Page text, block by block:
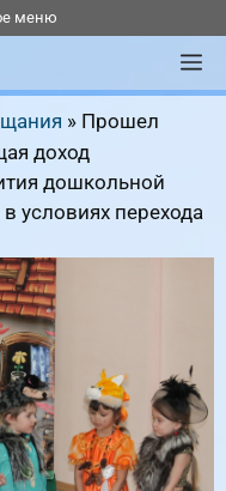
меню
» Прошел
доход
дошкольной
условиях перехода